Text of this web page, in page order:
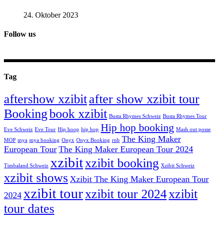
24. Oktober 2023
Follow us
Tag
aftershow xzibitafter show xzibit tour
Bookingbook xzibit Busta Rhymes Schweiz Busta Rhymes Tour
Eve Schweiz Eve Tour Hip hoop hip hop Hip hop booking Mash out posse
MOP mya mya booking Onyx Onyx Booking rnb The King Maker
European Tour The King Maker European Tour 2024
Timbaland Schweiz xzibitxzibit booking Xzibit Schweiz
xzibit shows Xzibit The King Maker European Tour
2024 xzibit tourxzibit tour 2024xzibit
tour dates